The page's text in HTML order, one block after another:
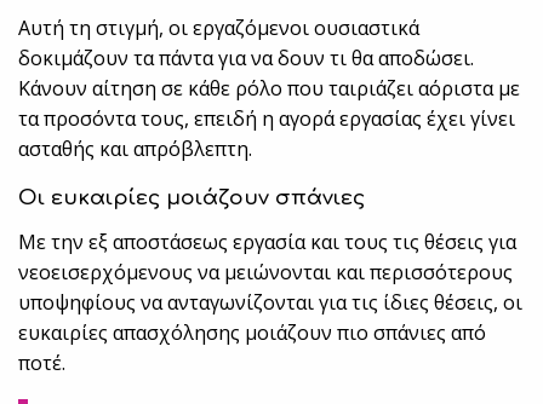
Αυτή τη στιγμή, οι εργαζόμενοι ουσιαστικά
δοκιμάζουν τα πάντα για να δουν τι θα αποδώσει.
Κάνουν αίτηση σε κάθε ρόλο που ταιριάζει αόριστα με
τα προσόντα τους, επειδή η αγορά εργασίας έχει γίνει
ασταθής και απρόβλεπτη.
Οι ευκαιρίες μοιάζουν σπάνιες
Με την εξ αποστάσεως εργασία και τους τις θέσεις για
νεοεισερχόμενους να μειώνονται και περισσότερους
υποψηφίους να ανταγωνίζονται για τις ίδιες θέσεις, οι
ευκαιρίες απασχόλησης μοιάζουν πιο σπάνιες από
ποτέ.